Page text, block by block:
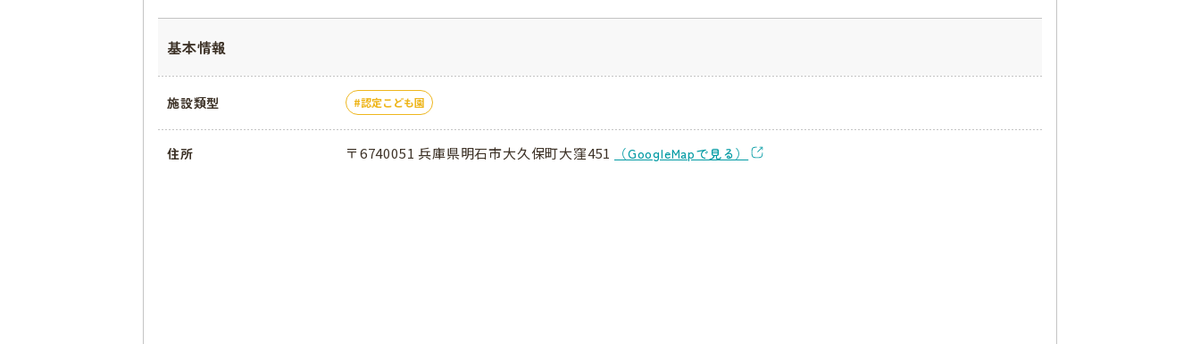
基本情報
施設類型 認定こども園
住所 〒6740051 兵庫県明石市大久保町大窪451 （GoogleMapで見る）